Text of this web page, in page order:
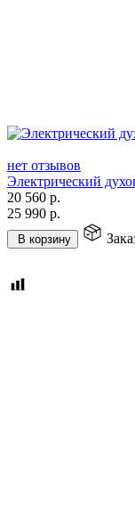
нет отзывов
Электрический
20 560 р.
25 990 р.
В корзину